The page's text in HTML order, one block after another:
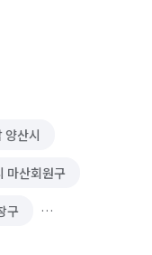
양산시
마산회원구
구